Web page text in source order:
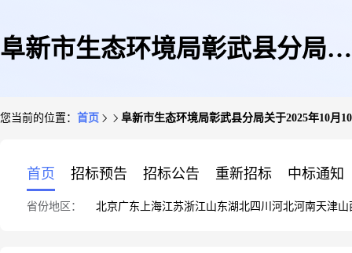
阜新市生态环境局彰武县分局关
您当前的位置： 首页 阜新市生态环境局彰武县分局关于2025年10月
首页 招标预告 招标公告 重新招标 中标通知
省份地区： 北京广东 上海江苏浙江山东湖北四川 河北河南天津山